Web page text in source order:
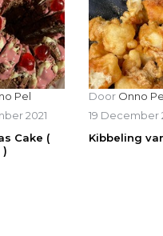
Pel
2021
Cake (
)
Door Onno
19 December
Kibbeling